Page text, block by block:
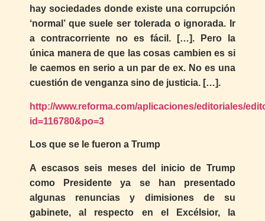
hay sociedades donde existe una corrupción
‘normal’ que suele ser tolerada o ignorada. Ir
a contracorriente no es fácil. […]. Pero la
única manera de que las cosas cambien es si
le caemos en serio a un par de ex. No es una
cuestión de venganza sino de justicia. […].
http://www.reforma.com/aplicaciones/editoriales/
id=116780&po=3
Los que se le fueron a Trump
A escasos seis meses del inicio de Trump
como Presidente ya se han presentado
algunas renuncias y dimisiones de su
gabinete, al respecto en el Excélsior, la